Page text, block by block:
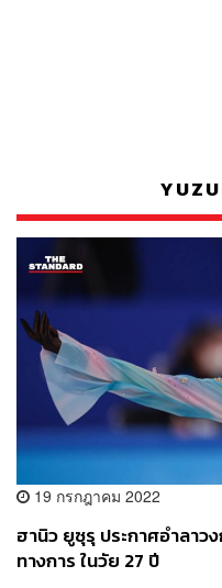
19 กรกฎาคม 2022
ฮานิว ยูซุรุ ประกาศอำลาว
ทางการ ในวัย 27 ปี